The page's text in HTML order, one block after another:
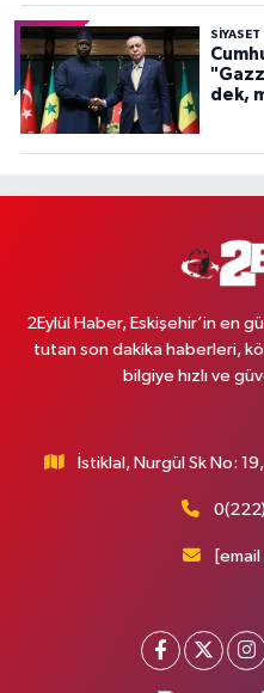
SİYASET
dek,
2Eylül Haber, Eskişehir’in en
tutan son dakika haberleri,
bilgiye hızlı ve
İstiklal, Nurgül Sk No: